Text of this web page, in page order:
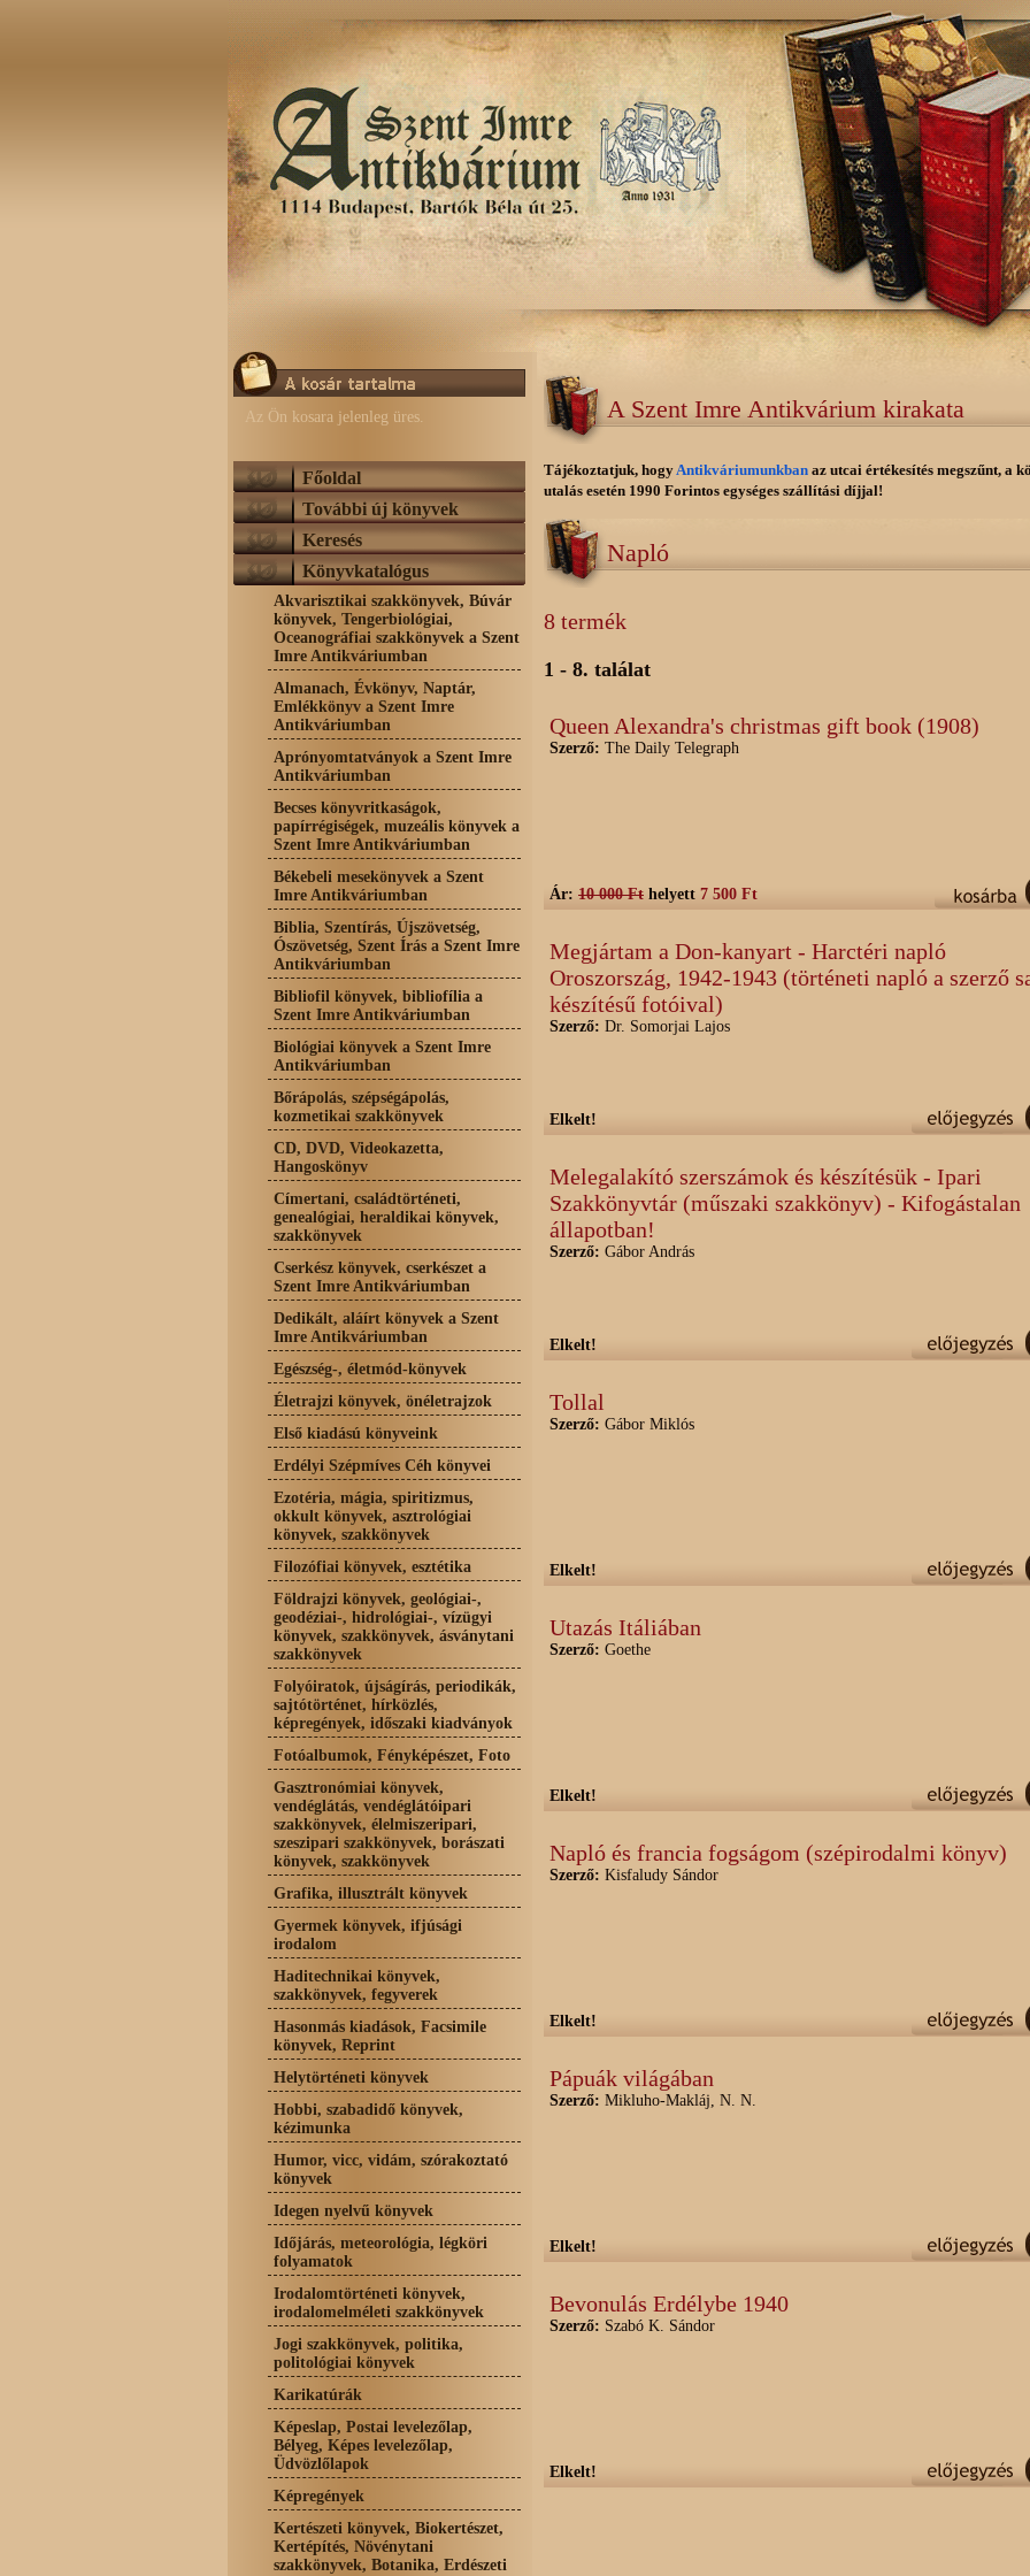
Az Ön kosara jelenleg üres.
Főoldal
További új könyvek
Keresés
Könyvkatalógus
Akvarisztikai szakkönyvek, Búvár
könyvek, Tengerbiológiai,
Oceanográfiai szakkönyvek a Szent
Imre Antikváriumban
Almanach, Évkönyv, Naptár,
Emlékkönyv a Szent Imre
Antikváriumban
Aprónyomtatványok a Szent Imre
Antikváriumban
Becses könyvritkaságok,
papírrégiségek, muzeális könyvek a
Szent Imre Antikváriumban
Békebeli mesekönyvek a Szent
Imre Antikváriumban
Biblia, Szentírás, Újszövetség,
Ószövetség, Szent Írás a Szent Imre
Antikváriumban
Bibliofil könyvek, bibliofília a
Szent Imre Antikváriumban
Biológiai könyvek a Szent Imre
Antikváriumban
Bőrápolás, szépségápolás,
kozmetikai szakkönyvek
CD, DVD, Videokazetta,
Hangoskönyv
Címertani, családtörténeti,
genealógiai, heraldikai könyvek,
szakkönyvek
Cserkész könyvek, cserkészet a
Szent Imre Antikváriumban
Dedikált, aláírt könyvek a Szent
Imre Antikváriumban
Egészség-, életmód-könyvek
Életrajzi könyvek, önéletrajzok
Első kiadású könyveink
Erdélyi Szépmíves Céh könyvei
Ezotéria, mágia, spiritizmus,
okkult könyvek, asztrológiai
könyvek, szakkönyvek
Filozófiai könyvek, esztétika
Földrajzi könyvek, geológiai-,
geodéziai-, hidrológiai-, vízügyi
könyvek, szakkönyvek, ásványtani
szakkönyvek
Folyóiratok, újságírás, periodikák,
sajtótörténet, hírközlés,
képregények, időszaki kiadványok
Fotóalbumok, Fényképészet, Foto
Gasztronómiai könyvek,
vendéglátás, vendéglátóipari
szakkönyvek, élelmiszeripari,
szeszipari szakkönyvek, borászati
könyvek, szakkönyvek
Grafika, illusztrált könyvek
Gyermek könyvek, ifjúsági
irodalom
Haditechnikai könyvek,
szakkönyvek, fegyverek
Hasonmás kiadások, Facsimile
könyvek, Reprint
Helytörténeti könyvek
Hobbi, szabadidő könyvek,
kézimunka
Humor, vicc, vidám, szórakoztató
könyvek
Idegen nyelvű könyvek
Időjárás, meteorológia, légköri
folyamatok
Irodalomtörténeti könyvek,
irodalomelméleti szakkönyvek
Jogi szakkönyvek, politika,
politológiai könyvek
Karikatúrák
Képeslap, Postai levelezőlap,
Bélyeg, Képes levelezőlap,
Üdvözlőlapok
Képregények
Kertészeti könyvek, Biokertészet,
Kertépítés, Növénytani
szakkönyvek, Botanika, Erdészeti
A Szent Imre Antikvárium kirakata
Tájékoztatjuk, hogyAntikváriumunkban az utcai értékesítés megszűnt, a
utalás esetén 1990 Forintos egységes szállítási díjjal!
Napló
8 termék
1 - 8. találat
Queen Alexandra's christmas gift book (1908)
Szerző: The Daily Telegraph
Ár: 10 000 Ft helyett 7 500 Ft
Megjártam a Don-kanyart - Harctéri napló
Oroszország, 1942-1943 (történeti napló a szerző
készítésű fotóival)
Szerző: Dr. Somorjai Lajos
Elkelt!
Melegalakító szerszámok és készítésük - Ipari
Szakkönyvtár (műszaki szakkönyv) - Kifogástalan
állapotban!
Szerző: Gábor András
Elkelt!
Tollal
Szerző: Gábor Miklós
Elkelt!
Utazás Itáliában
Szerző: Goethe
Elkelt!
Napló és francia fogságom (szépirodalmi könyv)
Szerző: Kisfaludy Sándor
Elkelt!
Pápuák világában
Szerző: Mikluho-Makláj, N. N.
Elkelt!
Bevonulás Erdélybe 1940
Szerző: Szabó K. Sándor
Elkelt!